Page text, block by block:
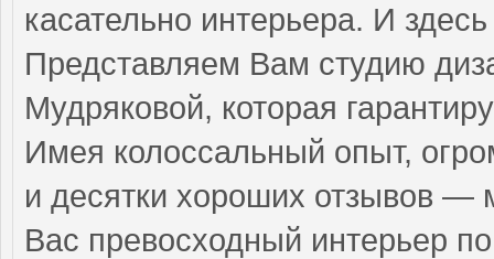
касательно интерьера. И
Представляем Вам студию
Мудряковой, которая
Имея колоссальный опыт,
и десятки хороших отзывов —
Вас превосходный интерьер